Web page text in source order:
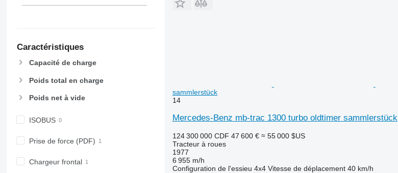
6170
6175
6195 M
6195 R
6210
6220
7620
7624
7718
7719
7722
7726
Caractéristiques
Capacité de charge
Poids total en charge
Poids net à vide
ISOBUS
Prise de force (PDF)
Chargeur frontal
sammlerstück
14
Mercedes-Benz mb-trac 1300 turbo oldtimer sammlerstück
124 300 000 CDF 47 600 € ≈ 55 000 $US
Tracteur à roues
1977
6 955 m/h
Configuration de l'essieu 4x4 Vitesse de déplacement 40 km/h